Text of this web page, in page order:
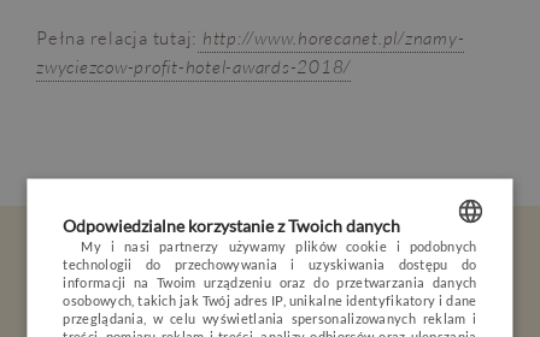
POKOJE I PAKIETY
DLA DZIECI
MINERAL SPA
Pełna relacja tutaj: http://www.horecanet.pl/znamy-
zwyciezcow-profit-hotel-awards-2018/
Bądź na bieżąco
Zapisz się do newslettera.
POLISH
ENGLISH
Odpowiedzialne korzystanie z Twoich danych
My i nasi partnerzy używamy plików cookie i podobnych
technologii do przechowywania i uzyskiwania dostępu do
informacji na Twoim urządzeniu oraz do przetwarzania danych
osobowych, takich jak Twój adres IP, unikalne identyfikatory i dane
przeglądania, w celu wyświetlania spersonalizowanych reklam i